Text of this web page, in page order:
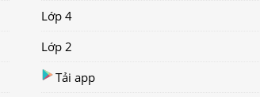
Lớp 4
Lớp 2
Tải app